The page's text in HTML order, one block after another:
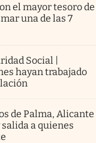
el mayor tesoro de
una de las 7
Social |
hayan trabajado
de Palma, Alicante
a quienes